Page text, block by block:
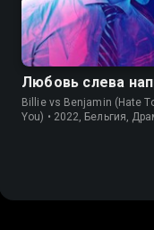
6.6 7.1
Любовь слева
Billie vs Benjamin (Hate
You) • 2022, Бельгия,